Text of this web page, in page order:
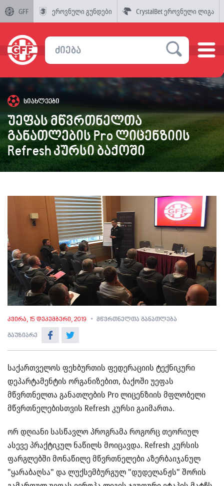
GFF ეროვნული გუნდები CrystalBet ეროვნული ლიგა
სიახლეები
უეფას მწვრთნელთა
განათლების Pro ლიცენზიის
Refresh კურსი ბაქოში
კვირა, 15 დეკემბერი, 2019 მწვრთნელთა განათლება
გაუზიარე
საქართველოს ფეხბურთის ფედერაციის ტექნიკური
დეპარტამენტის ორგანიზებით, ბაქოში უეფას
მწვრთნელთა განათლების Pro ლიცენზიის მფლობელი
მწვრთნელებისთვის Refresh კურსი გაიმართა.
ორ დღიანი სასწავლო პროგრამა როგორც თეორიულ
ასევე პრაქტიკულ ნაწილს მოიცავდა. Refresh კურსის
ფარგლებში მონაწილე მწვრთნელები აზერბაიჯანულ
"ყარაბაღსა" და ლუქსემბურგულ "დუდელანჟს" შორის